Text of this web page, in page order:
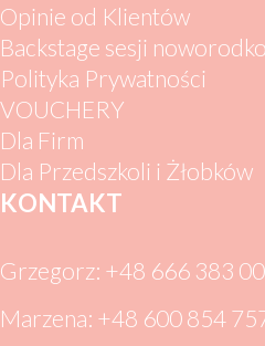
Opinie od Klientów
Backstage sesji
Polityka Prywatności
VOUCHERY
Dla Firm
Dla Przedszkoli i Żłobków
KONTAKT
Grzegorz: +48 666 383
Marzena: +48 600 854